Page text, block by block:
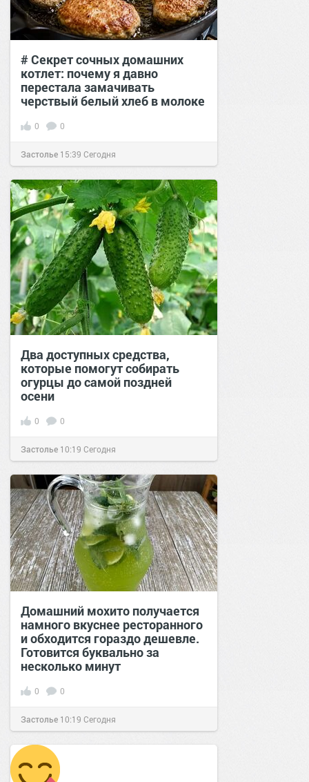
# Секрет сочных домашних
котлет: почему я давно
перестала замачивать
черствый белый хлеб в молоке
0 0
Застолье 15:39 Сегодня
Два доступных средства,
которые помогут собирать
огурцы до самой поздней
осени
0 0
Застолье 10:19 Сегодня
Домашний мохито получается
намного вкуснее ресторанного
и обходится гораздо дешевле.
Готовится буквально за
несколько минут
0 0
Застолье 10:19 Сегодня